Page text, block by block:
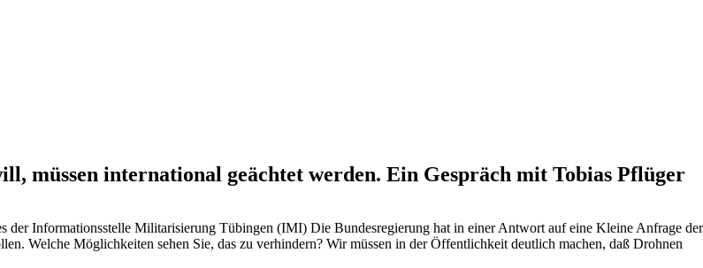
müssen international geächtet werden. Ein Gespräch mit Tobias Pflüger
der Informationsstelle Militarisierung Tübingen (IMI) Die Bundesregierung hat in einer Antwort auf eine Kleine Anfrage der
Welche Möglichkeiten sehen Sie, das zu verhindern? Wir müssen in der Öffentlichkeit deutlich machen, daß Drohnen